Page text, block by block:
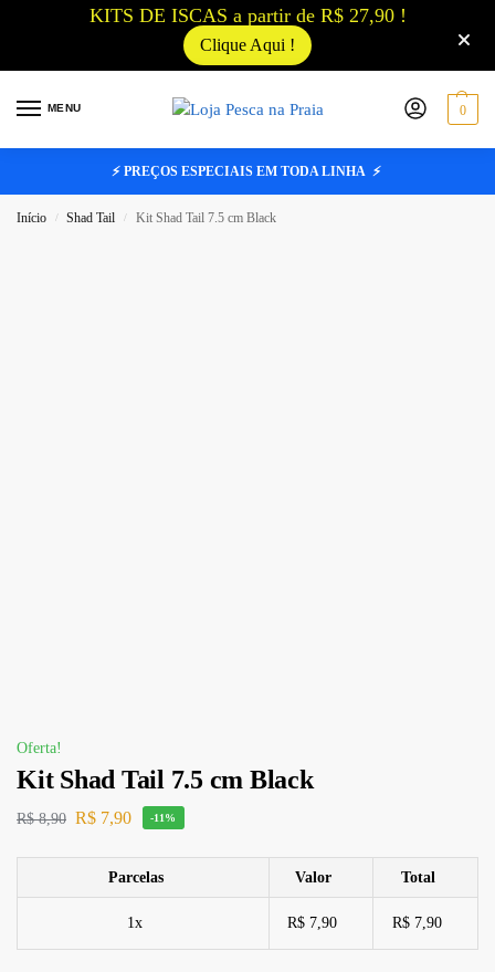
KITS DE ISCAS a partir de R$ 27,90 !
Clique Aqui !
MENU 0
⚡ PREÇOS ESPECIAIS EM TODA LINHA ⚡
Início / Shad Tail / Kit Shad Tail 7.5 cm Black
Oferta!
Kit Shad Tail 7.5 cm Black
R$8,90 R$ 7,90 -11%
Parcelas Valor Total
1x R$ 7,90 R$ 7,90